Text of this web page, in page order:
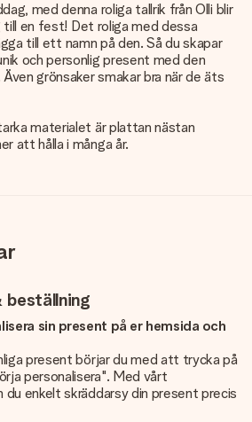
med denna roliga tallrik från Olli blir
till en fest! Det roliga med dessa
till ett namn på den. Så du skapar
och personlig present med den
grönsaker smakar bra när de äts
materialet är plattan nästan
att hålla i många år.
beställning
sin present på er hemsida och
present börjar du med att trycka på
personalisera". Med vårt
enkelt skräddarsy din present precis